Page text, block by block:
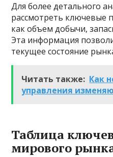
Для более детального
рассмотреть ключевые
как объем добычи,
Эта информация
текущее состояние
Читать также: Как
управления
Таблица
мирового